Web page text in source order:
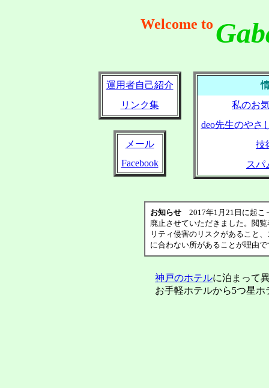
Welcome to
運用者自己紹介
リンク集
メール
Facebook
私のお
deo先生のやさ
技
スパ
お知らせ 2017年1月21日に起こ
廃止させていただきました。閲
リティ侵害のリスクがあること
に合わない所があることが理由
神戸のホテルに泊まって
お手軽ホテルから5つ星